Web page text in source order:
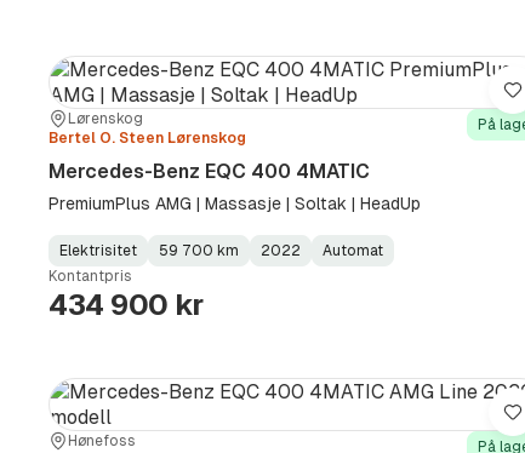
Sted:
Lørenskog
Forhandler:
Bertel O. Steen Lørenskog
På
Mercedes-Benz EQC 400 4MATIC
PremiumPlus AMG | Massasje | Soltak | HeadUp
Fuel
Type:
Elektrisitet
Kilometerstand:
59 700 km
Model
Year:
2022
Gearbox
Type:
Automat
Kontantpris
434 900 kr
Sted:
Hønefoss
Forhandler: På